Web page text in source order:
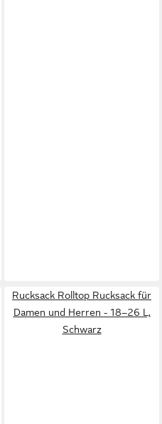
Rucksack Rolltop Rucksack für
Damen und Herren - 18–26 L,
Schwarz